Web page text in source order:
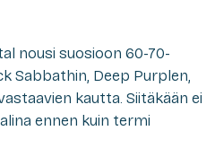
nousi suosioon 60-70-
Sabbathin, Deep Purplen,
kautta. Siitäkään ei
ennen kuin termi